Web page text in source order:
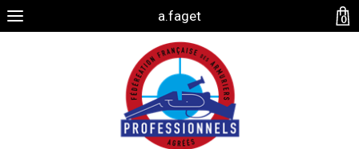
a.faget 0